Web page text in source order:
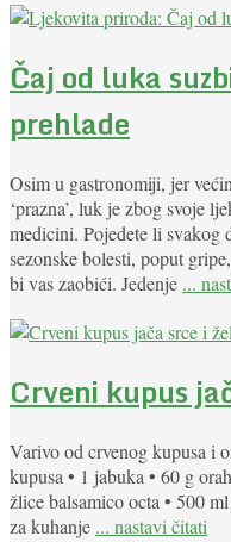
Čaj od luka
prehlade
Osim u gastronomiji, jer
‘prazna’, luk je zbog svoje
medicini. Pojedete li svakog
sezonske bolesti, poput
bi vas zaobići. Jedenje ...
Crveni kupus
Varivo od crvenog kupusa i
kupusa • 1 jabuka • 60 g
žlice balsamico octa • 500
za kuhanje ... nastavi čitati